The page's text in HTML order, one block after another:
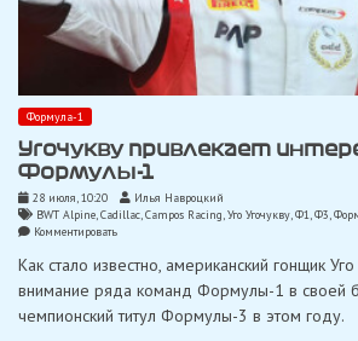
Формула-1
Угочукву привлекает
Формулы-1
28 июля, 10:20
Илья Навроцкий
BWT Alpine,Cadillac,Campos Racing,Уго Угочукву,Ф1,Ф3,
Комментироватьon
привлекает
в
паддоке
Как стало известно, американский гонщик
внимание ряда команд Формулы-1 в своей
чемпионский титул Формулы-3 в этом году.